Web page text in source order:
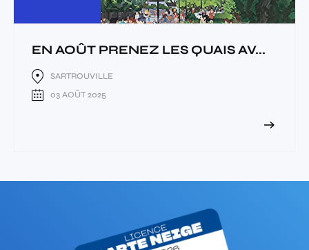
EN AOÛT PRENEZ LES QUAIS AV...
SARTROUVILLE
03 AOÛT 2025